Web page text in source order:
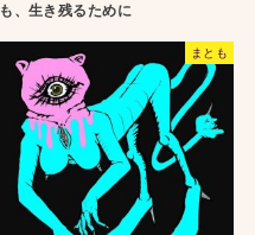
も、生き残るために
まとも